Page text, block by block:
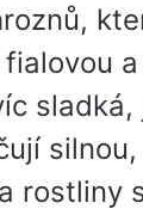
rostliny